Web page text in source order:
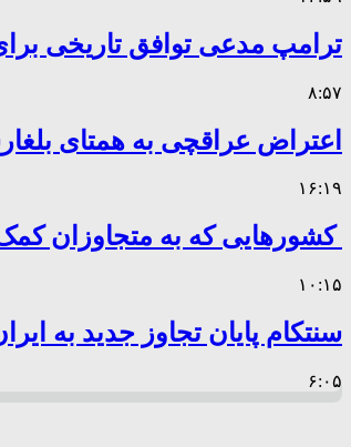
ترامپ مدعی توافق تاریخی
۸:۵۷
اعتراض عراقچی به همتای
۱۶:۱۹
کشورهایی که به متجاوزان
۱۰:۱۵
سنتکام پایان تجاوز جدید به
۶:۰۵